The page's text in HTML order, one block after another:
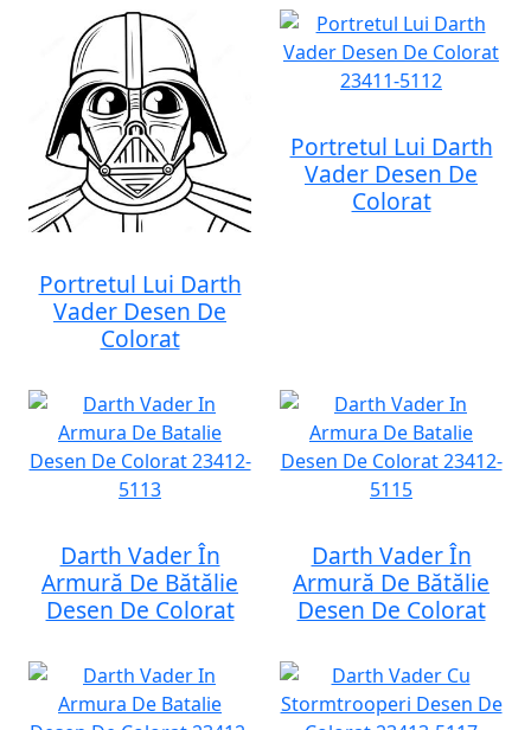
Portretul Lui Darth
Vader Desen De
Colorat
Portretul Lui Darth
Vader Desen De
Colorat
Darth Vader În
Armură De Bătălie
Desen De Colorat
Darth Vader În
Armură De Bătălie
Desen De Colorat